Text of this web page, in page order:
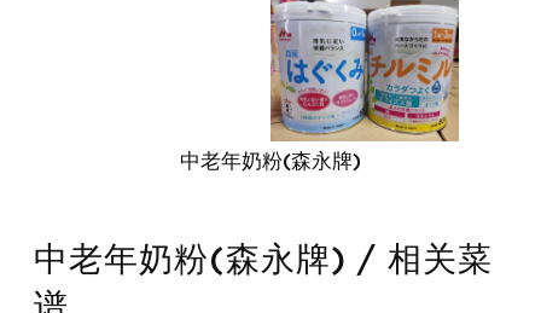
中老年奶粉(森永牌)
中老年奶粉(森永牌) / 相关菜